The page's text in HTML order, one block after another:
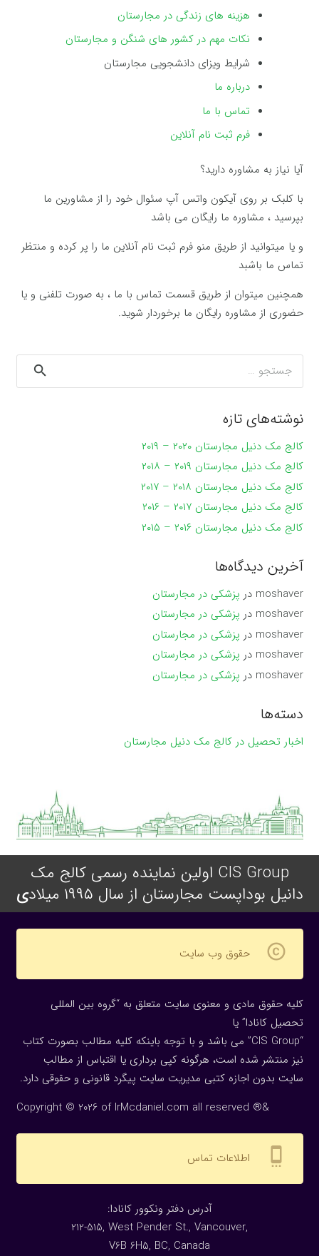
هزینه های زندگی در مجارستان
نکات مهم در کشور های شنگن و مجارستان
شرایط ویزای دانشجویی مجارستان
درباره ما
تماس با ما
فرم ثبت نام آنلاین
آیا نیاز به مشاوره دارید؟
با کلبک بر روی آیکون واتس آپ سئوال خود را از مشاورین ما
بپرسید ، مشاوره ما رایگان می باشد
و یا میتوانید از طریق منو فرم ثبت نام آنلاین ما را پر کرده و منتظر
تماس ما باشبد
همچنین میتوان از طریق قسمت تماس با ما ، به صورت تلفنی و یا
حضوری از مشاوره رایگان ما برخوردار شوید.
برای:
نوشته‌های تازه
کالج مک دنیل مجارستان ۲۰۲۰ – ۲۰۱۹
کالج مک دنیل مجارستان ۲۰۱۹ – ۲۰۱۸
کالج مک دنیل مجارستان ۲۰۱۸ – ۲۰۱۷
کالج مک دنیل مجارستان ۲۰۱۷ – ۲۰۱۶
کالج مک دنیل مجارستان ۲۰۱۶ – ۲۰۱۵
آخرین دیدگاه‌ها
moshaver در پزشکی در مجارستان
moshaver در پزشکی در مجارستان
moshaver در پزشکی در مجارستان
moshaver در پزشکی در مجارستان
moshaver در پزشکی در مجارستان
دسته‌ها
اخبار تحصیل در کالج مک دنیل مجارستان
CIS Group اولین نماینده رسمی کالج مک
دانیل بوداپست مجارستان از سال ۱۹۹۵ میلاد
ی
copyright حقوق وب سایت
کلیه حقوق مادی و معنوی سایت متعلق به “گروه بین المللی
تحصیل کانادا” یا
“CIS Group” می باشد و با توجه باینکه کلیه مطالب بصورت کتاب
نیز منتشر شده است، هرگونه كپی برداری یا اقتباس از مطالب
سایت بدون اجازه كتبی مدیریت سایت پیگرد قانونی و حقوقی دارد.
Copyright © 2026 of IrMcdaniel.com all reserved ®&
settings_cell اطلاعات تماس
:آدرس دفتر ونکوور کانادا
212-515, West Pender St., Vancouver,
V6B 6H5, BC, Canada